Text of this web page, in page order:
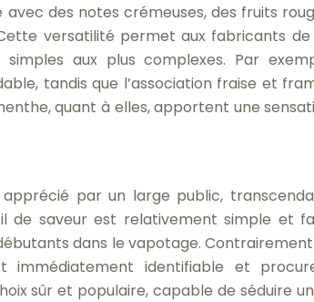
des notes crémeuses, des fruits
versatilité permet aux fabricants
aux plus complexes. Par
tandis que l’association fraise et
quant à elles, apportent une
par un large public,
de saveur est relativement simple et
dans le vapotage.
immédiatement identifiable et
sûr et populaire, capable de séduire